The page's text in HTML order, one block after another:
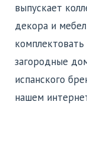
выпускает
декора и
загородные
испанского
нашем